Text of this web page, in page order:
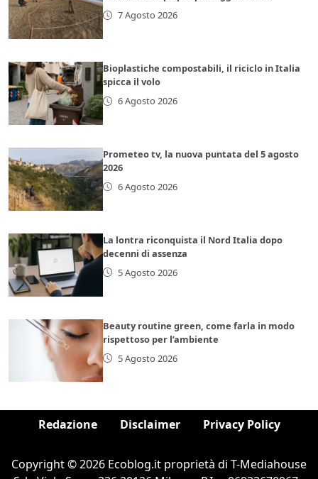
7 Agosto 2026
Bioplastiche compostabili, il riciclo in Italia
spicca il volo
6 Agosto 2026
Prometeo tv, la nuova puntata del 5 agosto
2026
6 Agosto 2026
La lontra riconquista il Nord Italia dopo
decenni di assenza
5 Agosto 2026
Beauty routine green, come farla in modo
rispettoso per l’ambiente
5 Agosto 2026
Redazione Disclaimer Privacy Policy
Copyright © 2026 Ecoblog.it proprietà di T-Mediahouse